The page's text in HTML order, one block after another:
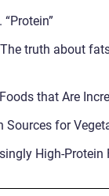
truth about
that Are
Sources for
High-Protein